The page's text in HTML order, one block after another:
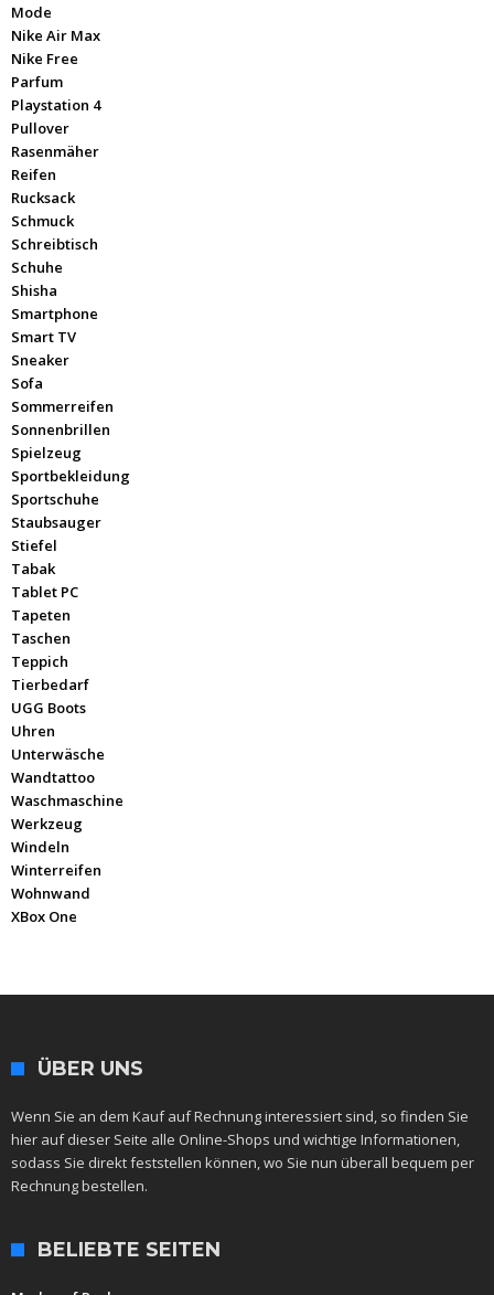
Mode
Nike Air Max
Nike Free
Parfum
Playstation 4
Pullover
Rasenmäher
Reifen
Rucksack
Schmuck
Schreibtisch
Schuhe
Shisha
Smartphone
Smart TV
Sneaker
Sofa
Sommerreifen
Sonnenbrillen
Spielzeug
Sportbekleidung
Sportschuhe
Staubsauger
Stiefel
Tabak
Tablet PC
Tapeten
Taschen
Teppich
Tierbedarf
UGG Boots
Uhren
Unterwäsche
Wandtattoo
Waschmaschine
Werkzeug
Windeln
Winterreifen
Wohnwand
XBox One
ÜBER UNS
Wenn Sie an dem Kauf auf Rechnung interessiert sind, so finden Sie
hier auf dieser Seite alle Online-Shops und wichtige Informationen,
sodass Sie direkt feststellen können, wo Sie nun überall bequem per
Rechnung bestellen.
BELIEBTE SEITEN